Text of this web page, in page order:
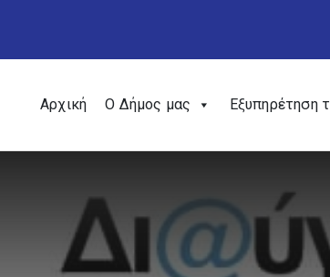
Αρχική Ο Δήμος μας Εξυπηρέτηση